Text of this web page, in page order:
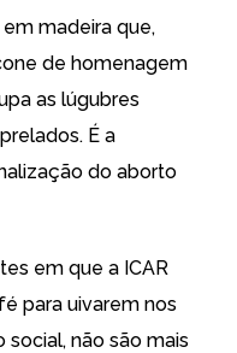
madeira que,
de homenagem
as lúgubres
É a
do aborto
em que a ICAR
para uivarem nos
não são mais